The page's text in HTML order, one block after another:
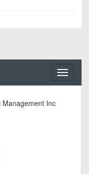
Toggle
Management Inc